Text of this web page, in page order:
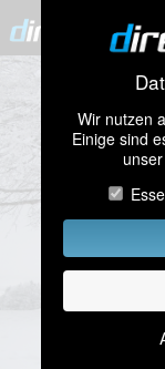
Wir nutzen
Einige sind